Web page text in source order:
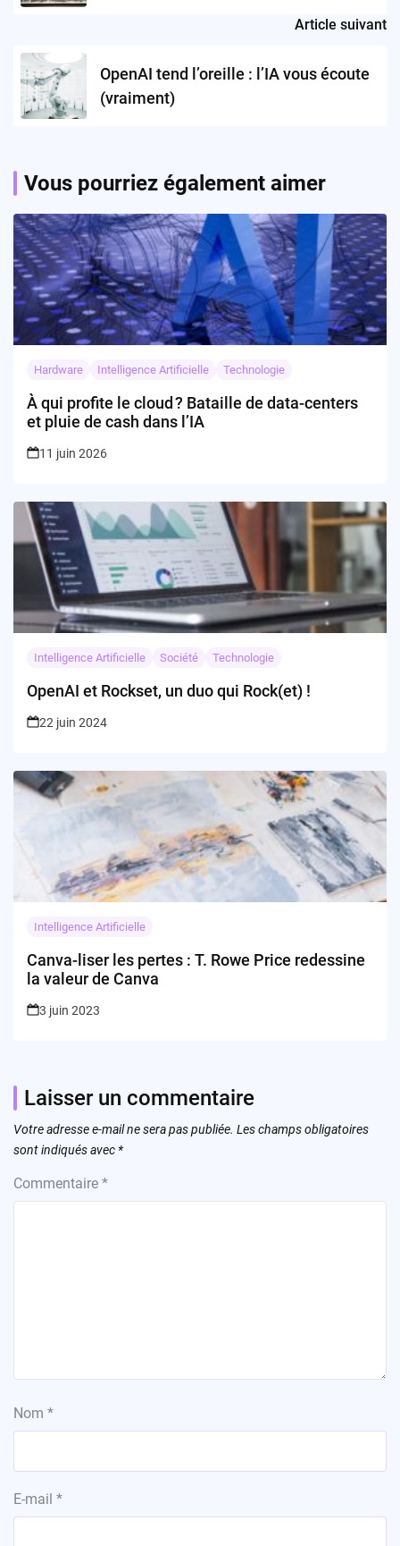
Article suivant
OpenAI tend l’oreille : l’IA vous écoute
(vraiment)
Vous pourriez également aimer
Hardware Intelligence Artificielle Technologie
À qui profite le cloud ? Bataille de data-centers
et pluie de cash dans l’IA
11 juin 2026
Intelligence Artificielle Société Technologie
OpenAI et Rockset, un duo qui Rock(et) !
22 juin 2024
Intelligence Artificielle
Canva-liser les pertes : T. Rowe Price redessine
la valeur de Canva
3 juin 2023
Laisser un commentaire
Votre adresse e-mail ne sera pas publiée. Les champs obligatoires
sont indiqués avec *
Commentaire *
Nom *
E-mail *